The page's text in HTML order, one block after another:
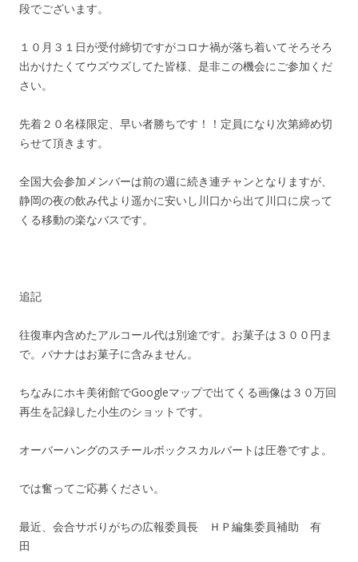
段でございます。
１０月３１日が受付締切ですがコロナ禍が落ち着いてそろそろ
出かけたくてウズウズしてた皆様、是非この機会にご参加くだ
さい。
先着２０名様限定、早い者勝ちです！！定員になり次第締め切
らせて頂きます。
全国大会参加メンバーは前の週に続き連チャンとなりますが、
静岡の夜の飲み代より遥かに安いし川口から出て川口に戻って
くる移動の楽なバスです。
追記
往復車内含めたアルコール代は別途です。お菓子は３００円ま
で。バナナはお菓子に含みません。
ちなみにホキ美術館でGoogleマップで出てくる画像は３０万回
再生を記録した小生のショットです。
オーバーハングのスチールボックスカルバートは圧巻ですよ。
では奮ってご応募ください。
最近、会合サボりがちの広報委員長 ＨＰ編集委員補助 有
田